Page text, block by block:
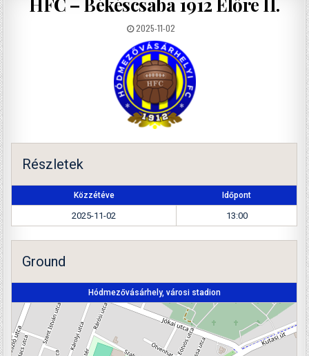
2025-11-02
Részletek
Közzétéve Időpont
2025-11-02 13:00
Ground
Hódmezővásárhely, városi stadion